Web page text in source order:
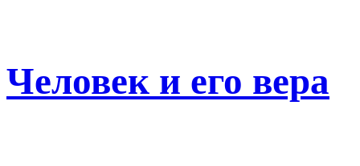
Человек и его вера